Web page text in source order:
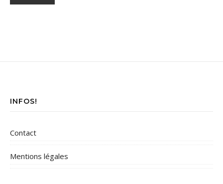
INFOS!
Contact
Mentions légales